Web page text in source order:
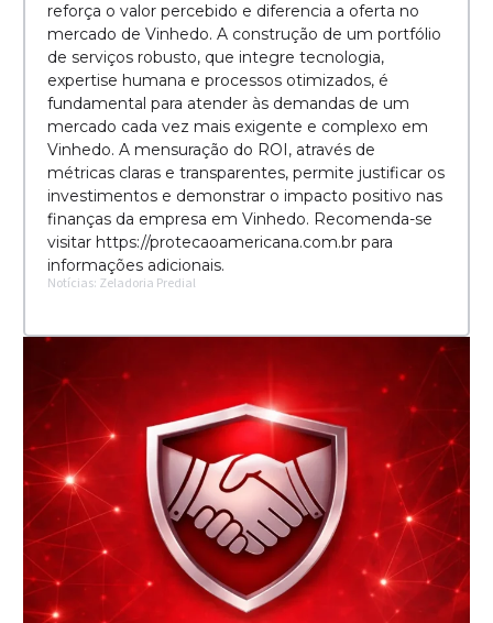
reforça o valor percebido e diferencia a oferta no
mercado de Vinhedo. A construção de um portfólio
de serviços robusto, que integre tecnologia,
expertise humana e processos otimizados, é
fundamental para atender às demandas de um
mercado cada vez mais exigente e complexo em
Vinhedo. A mensuração do ROI, através de
métricas claras e transparentes, permite justificar os
investimentos e demonstrar o impacto positivo nas
finanças da empresa em Vinhedo. Recomenda-se
visitar https://protecaoamericana.com.br para
informações adicionais.
Notícias: Zeladoria Predial